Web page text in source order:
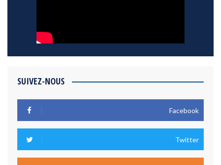
SUIVEZ-NOUS
Facebook
Twitter